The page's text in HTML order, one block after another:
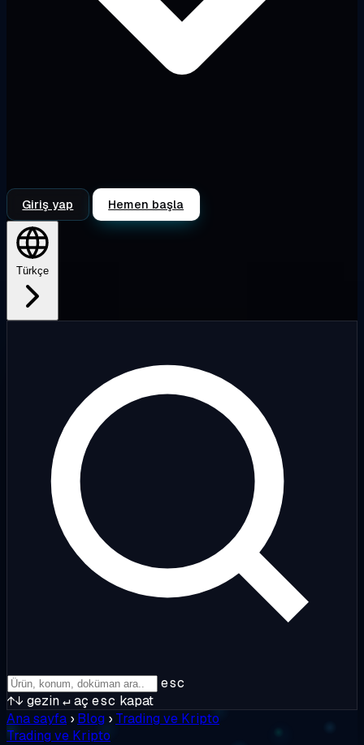
Giriş yap Hemen başla
Türkçe
esc
↑↓ gezin↵aç esc kapat
Ana sayfa › Blog › Trading ve Kripto
Trading ve Kripto